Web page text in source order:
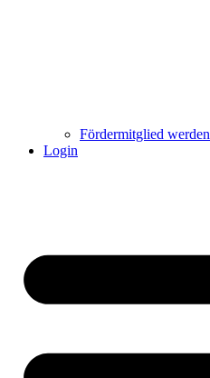
Fördermitglied werden
Login